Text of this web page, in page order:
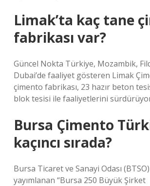
Limak’ta kaç tane
fabrikası var?
Güncel Nokta Türkiye, Mozambik,
Dubai’de faaliyet gösteren Limak
çimento fabrikası, 23 hazır beton
blok tesisi ile faaliyetlerini
Bursa Çimento
kaçıncı sırada?
Bursa Ticaret ve Sanayi Odası
yayımlanan “Bursa 250 Büyük Şirket